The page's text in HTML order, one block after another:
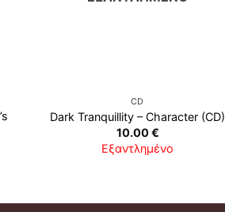
CD
Dark Tranquillity ‎– Character (CD)
10.00€
Εξαντλημένο